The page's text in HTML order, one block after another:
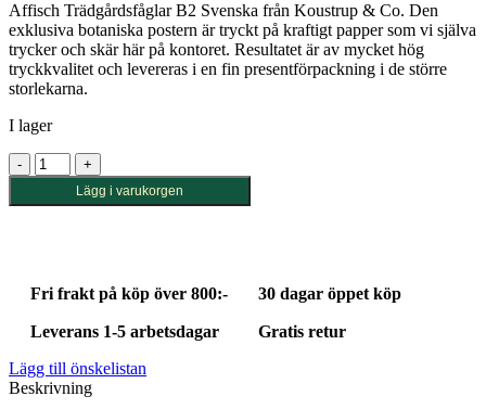
Affisch Trädgårdsfåglar B2 Svenska från Koustrup & Co. Den
exklusiva botaniska postern är tryckt på kraftigt papper som vi själva
trycker och skär här på kontoret. Resultatet är av mycket hög
tryckkvalitet och levereras i en fin presentförpackning i de större
storlekarna.
I lager
Affisch
Trädgårdsfåglar
B2
Lägg i varukorgen
Fri frakt på köp över 800:- 30 dagar öppet köp
Leverans 1-5 arbetsdagar
Gratis retur
Lägg till önskelistan
Beskrivning